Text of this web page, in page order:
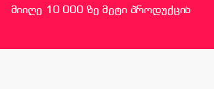
მიიღე 10 000 ზე მეტი პროდუქცია